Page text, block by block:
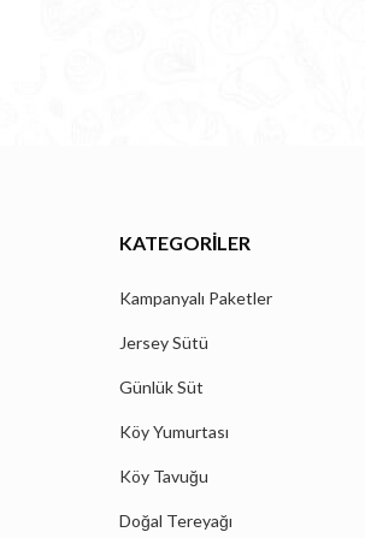
KATEGORILER
Kampanyalı Paketler
Jersey Sütü
Günlük Süt
Köy Yumurtası
Köy Tavuğu
Doğal Tereyağı